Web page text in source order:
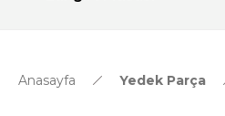
Anasayfa Yedek Parça